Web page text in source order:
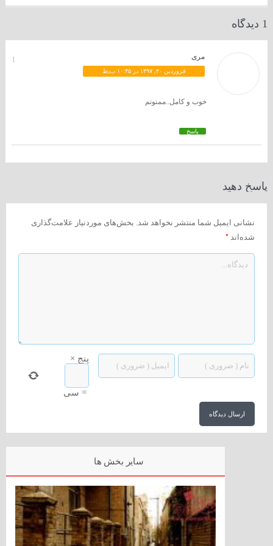
1 دیدگاه
1 مری
فروردین ۲۰, ۱۳۹۷ در ۱۰:۴۵ ب٫ظ
خوب و کامل..ممنونم
پاسخ
پاسخ دهید
نشانی ایمیل شما منتشر نخواهد شد. بخش‌های موردنیاز علامت‌گذاری
شده‌اند *
پنج ×
= سی
سایر بخش ها